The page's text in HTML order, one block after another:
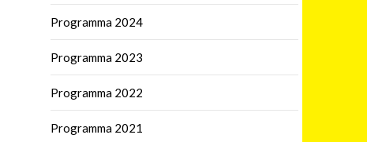
Programma 2024
Programma 2023
Programma 2022
Programma 2021